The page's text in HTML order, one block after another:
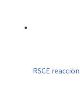
RSCE